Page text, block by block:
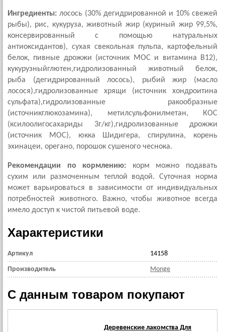
Ингредиенты: лосось (30% дегидрированной и 10% свежей
рыбы), рис, кукуруза, животный жир (куриный жир 99,5%,
консервированный с помощью натуральных
антиоксидантов), сухая свекольная пульпа, картофельный
белок, пивные дрожжи (источник МОС и витамина B12),
кукурузныйглютен,гидролизованный животный белок,
рыба (дегидрированный лосось), рыбий жир (масло
лосося),гидролизованные хрящи (источник хондроитина
сульфата),гидролизованные ракообразные
(источникглюкозамина), метилсульфонилметан, КОС
(ксилоолигосахариды 3г/кг),гидролизованные дрожжи
(источник МОС), юкка Шидигера, спирулина, корень
эхинацеи, орегано, порошок сушеного чеснока.
Рекомендации по кормлению: корм можно подавать
сухим или размоченным теплой водой. Суточная норма
может варьироваться в зависимости от индивидуальных
потребностей животного. Важно, чтобы животное всегда
имело доступ к чистой питьевой воде.
Характеристики
Артикул 14158
Производитель Monge
С данным товаром покупают
Деревенские лакомства Для